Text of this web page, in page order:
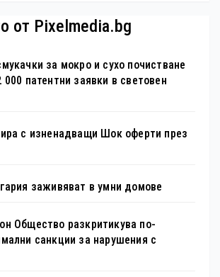
от Pixelmedia.bg
за мокро и сухо почистване
000 патентни заявки в световен
с изненадващи Шок оферти през
заживяват в умни домове
Общество разкритикува по-
санкции за нарушения с